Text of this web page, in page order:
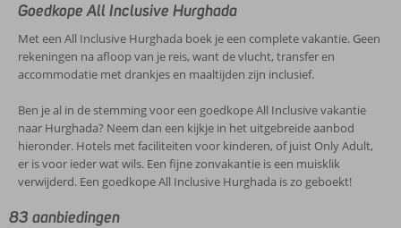
Goedkope All Inclusive Hurghada
Met een All Inclusive Hurghada boek je een complete vakantie. Geen
rekeningen na afloop van je reis, want de vlucht, transfer en
accommodatie met drankjes en maaltijden zijn inclusief.
Ben je al in de stemming voor een goedkope All Inclusive vakantie
naar Hurghada? Neem dan een kijkje in het uitgebreide aanbod
hieronder. Hotels met faciliteiten voor kinderen, of juist Only Adult,
er is voor ieder wat wils. Een fijne zonvakantie is een muisklik
verwijderd. Een goedkope All Inclusive Hurghada is zo geboekt!
83 aanbiedingen